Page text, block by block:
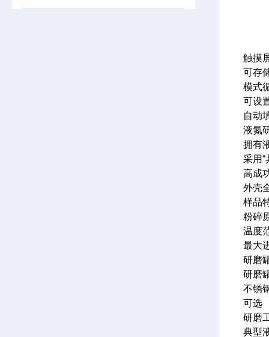
触摸
可存
模式
可设
自动
液氮
拥有
采用
高成
外壳
样品
粉碎
温度
最大
研磨
研磨
不锈
可选
研磨
典型